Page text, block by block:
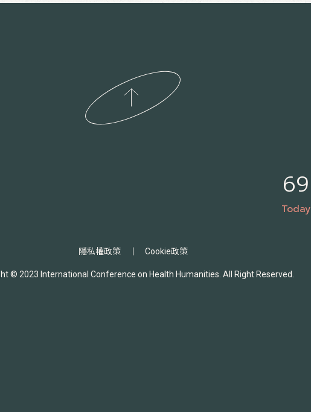
69
Today
隱私權政策 Cookie政策
© 2023 International Conference on Health Humanities. All Right Reserved.